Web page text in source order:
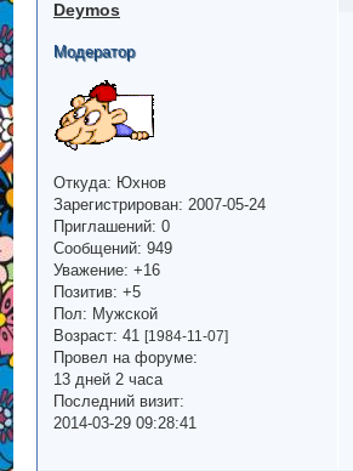
Deymos
Модератор
Откуда: Юхнов
Зарегистрирован: 2007-05-24
Приглашений: 0
Сообщений: 949
Уважение: +16
Позитив: +5
Пол: Мужской
Возраст: 41 [1984-11-07]
Провел на форуме:
13 дней 2 часа
Последний визит:
2014-03-29 09:28:41